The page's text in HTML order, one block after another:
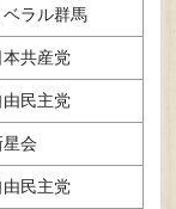
ベラル群馬
本共産党
由民主党
星会
由民主党